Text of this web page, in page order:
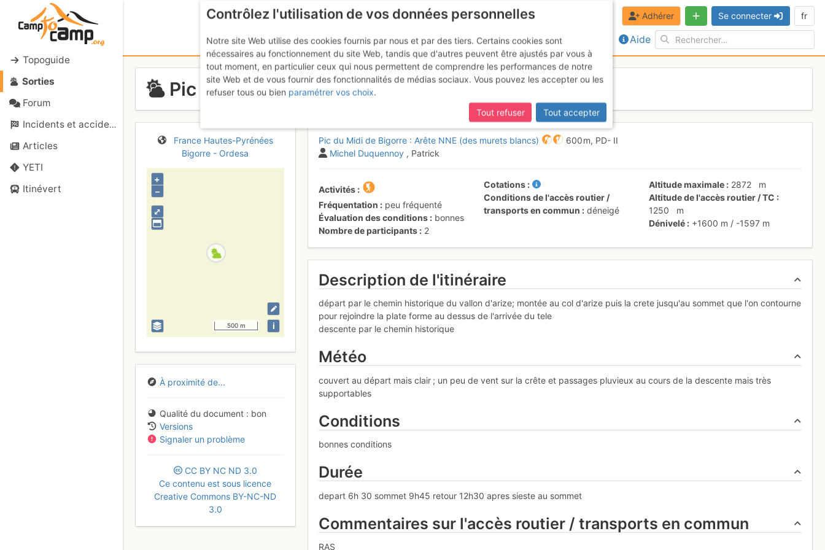
Topoguide
Sorties
Forum
Incidents et accidents
Articles
YETI
Itinévert
Aide
Adhérer Se connecter fr
Pic du Midi de Bigorre : Arête NNE
France Hautes-Pyrénées
Bigorre - Ordesa
⤢
+
–
500 m i
À proximité de...
Qualité du document
bon
Versions
Signaler un problème
CC BY NC ND 3.0
Ce contenu est sous licence
Creative Commons BY-NC-ND
3.0
Pic du Midi de Bigorre : Arête NNE (des murets blancs) 600 m, PD- II
Michel Duquennoy , Patrick
Activités
Fréquentation
peu fréquenté
Évaluation des conditions
bonnes
Nombre de participants
2
Cotations
Conditions de l'accès routier /
transports en commun
déneigé
Altitude maximale 2872
m
Altitude de l'accès routier / TC
1250
m
Dénivelé
+1600 m / -1597 m
Description de l'itinéraire
départ par le chemin historique du vallon d'arize; montée au col d'arize puis la crete jusqu'au sommet que l'on contourne
pour rejoindre la plate forme au dessus de l'arrivée du tele
descente par le chemin historique
Météo
couvert au départ mais clair ; un peu de vent sur la crête et passages pluvieux au cours de la descente mais très
supportables
Conditions
bonnes conditions
Durée
depart 6h 30 sommet 9h45 retour 12h30 apres sieste au sommet
Commentaires sur l'accès routier / transports en commun
RAS
Contrôlez l'utilisation de vos données personnelles
Notre site Web utilise des cookies fournis par nous et par des tiers. Certains cookies sont
nécessaires au fonctionnement du site Web, tandis que d'autres peuvent être ajustés par vous à
tout moment, en particulier ceux qui nous permettent de comprendre les performances de notre
site Web et de vous fournir des fonctionnalités de médias sociaux. Vous pouvez les accepter ou les
refuser tous ou bien paramétrer vos choix.
Tout refuser
Tout accepter